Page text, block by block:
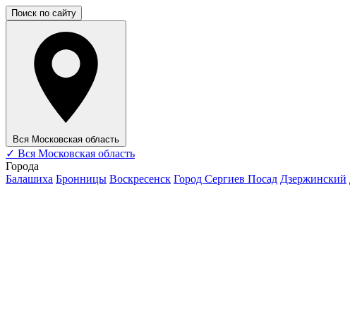
Поиск по сайту
Вся Московская область
✓ Вся Московская область
Города
Балашиха Бронницы Воскресенск Город Сергиев Посад Дзержинский